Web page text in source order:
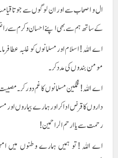
ال و اصحاب سے اور ان لوگوں سے جو
کے ساتھ ہم سے بھی اپنے احسان و کرم سے راضی
اے اللہ ! اسلام اور مسلمانوں کو غلبہ عطا
مومن بندوں کی مدد کر۔
اے اللہ ! غمگین مسلمانوں کا غم دور کر ۔
داروں کا قرض ادا کر اور ہمارے بیماروں اور
رحمت سے یا ارحم الراحمین !
اے اللہ ! تو ہمیں ہمارے وطنوں میں